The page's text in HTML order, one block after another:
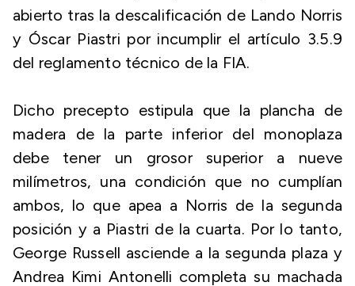
abierto tras la descalificación de Lando Norris
y Óscar Piastri por incumplir el artículo 3.5.9
del reglamento técnico de la FIA.
Dicho precepto estipula que la plancha de
madera de la parte inferior del monoplaza
debe tener un grosor superior a nueve
milímetros, una condición que no cumplían
ambos, lo que apea a Norris de la segunda
posición y a Piastri de la cuarta. Por lo tanto,
George Russell asciende a la segunda plaza y
Andrea Kimi Antonelli completa su machada